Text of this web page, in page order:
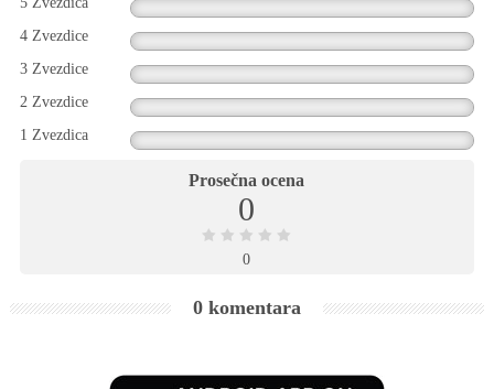
4 Zvezdice
3 Zvezdice
2 Zvezdice
1 Zvezdica
Prosečna ocena
0
0
0 komentara